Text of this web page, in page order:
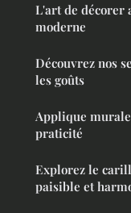
L'art de décorer
moderne
Découvrez nos
les goûts
Applique
praticité
Explorez le
paisible et